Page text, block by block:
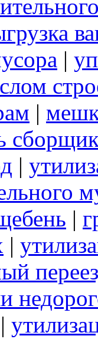
|
слом
|
|
|
|
|